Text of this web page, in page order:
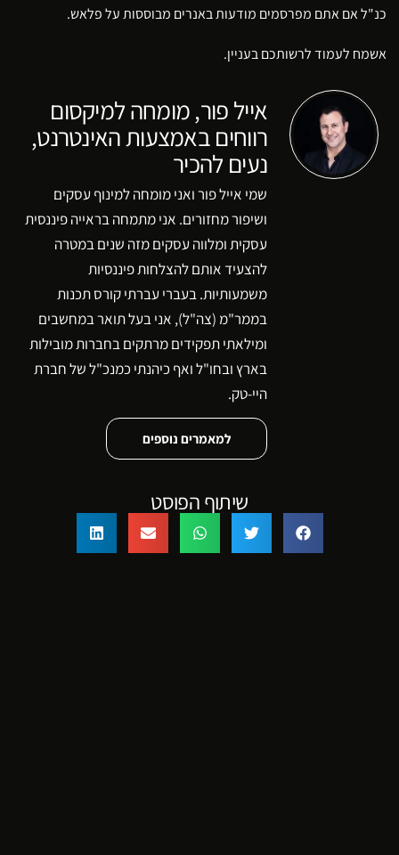
כנ"ל אם אתם מפרסמים מודעות באנרים מבוססות על פלאש.
אשמח לעמוד לרשותכם בעניין.
אייל פור, מומחה למיקסום
רווחים באמצעות האינטרנט,
נעים להכיר
שמי אייל פור ואני מומחה למינוף עסקים
ושיפור מחזורים. אני מתמחה בראייה פיננסית
עסקית ומלווה עסקים מזה שנים במטרה
להצעיד אותם להצלחות פיננסיות
משמעותיות. בעברי עברתי קורס תכנות
בממר"מ (צה"ל), אני בעל תואר במחשבים
ומילאתי תפקידים מרתקים בחברות מובילות
בארץ ובחו"ל ואף כיהנתי כמנכ"ל של חברת
היי-טק.
למאמרים נוספים
שיתוף הפוסט